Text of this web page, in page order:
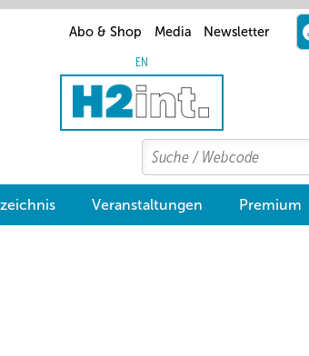
Abo & Shop Media Newsletter
EN
Search
Suchen
Veranstaltungen Premium